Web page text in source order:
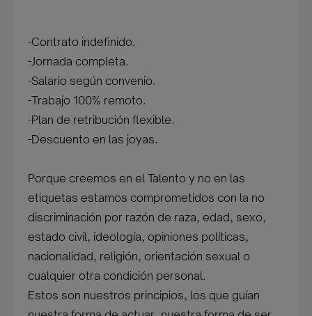
-Contrato indefinido.
-Jornada completa.
-Salario según convenio.
-Trabajo 100% remoto.
-Plan de retribución flexible.
-Descuento en las joyas.
Porque creemos en el Talento y no en las
etiquetas estamos comprometidos con la no
discriminación por razón de raza, edad, sexo,
estado civil, ideología, opiniones políticas,
nacionalidad, religión, orientación sexual o
cualquier otra condición personal.
Estos son nuestros principios, los que guían